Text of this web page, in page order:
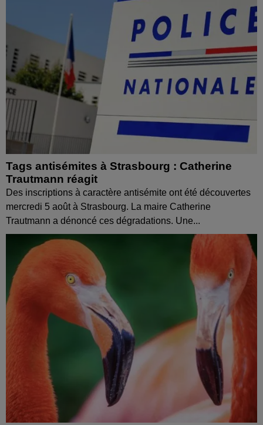
Tags antisémites à Strasbourg : Catherine
Trautmann réagit
Des inscriptions à caractère antisémite ont été découvertes
mercredi 5 août à Strasbourg. La maire Catherine
Trautmann a dénoncé ces dégradations. Une...